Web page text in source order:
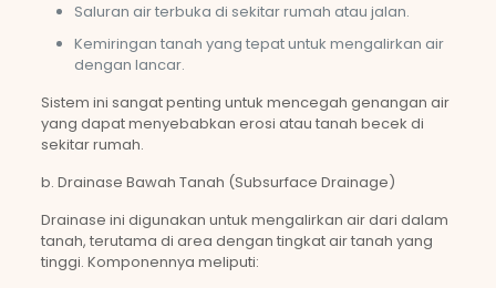
Saluran air terbuka di sekitar rumah atau jalan.
Kemiringan tanah yang tepat untuk mengalirkan air
dengan lancar.
Sistem ini sangat penting untuk mencegah genangan air
yang dapat menyebabkan erosi atau tanah becek di
sekitar rumah.
b. Drainase Bawah Tanah (Subsurface Drainage)
Drainase ini digunakan untuk mengalirkan air dari dalam
tanah, terutama di area dengan tingkat air tanah yang
tinggi. Komponennya meliputi: